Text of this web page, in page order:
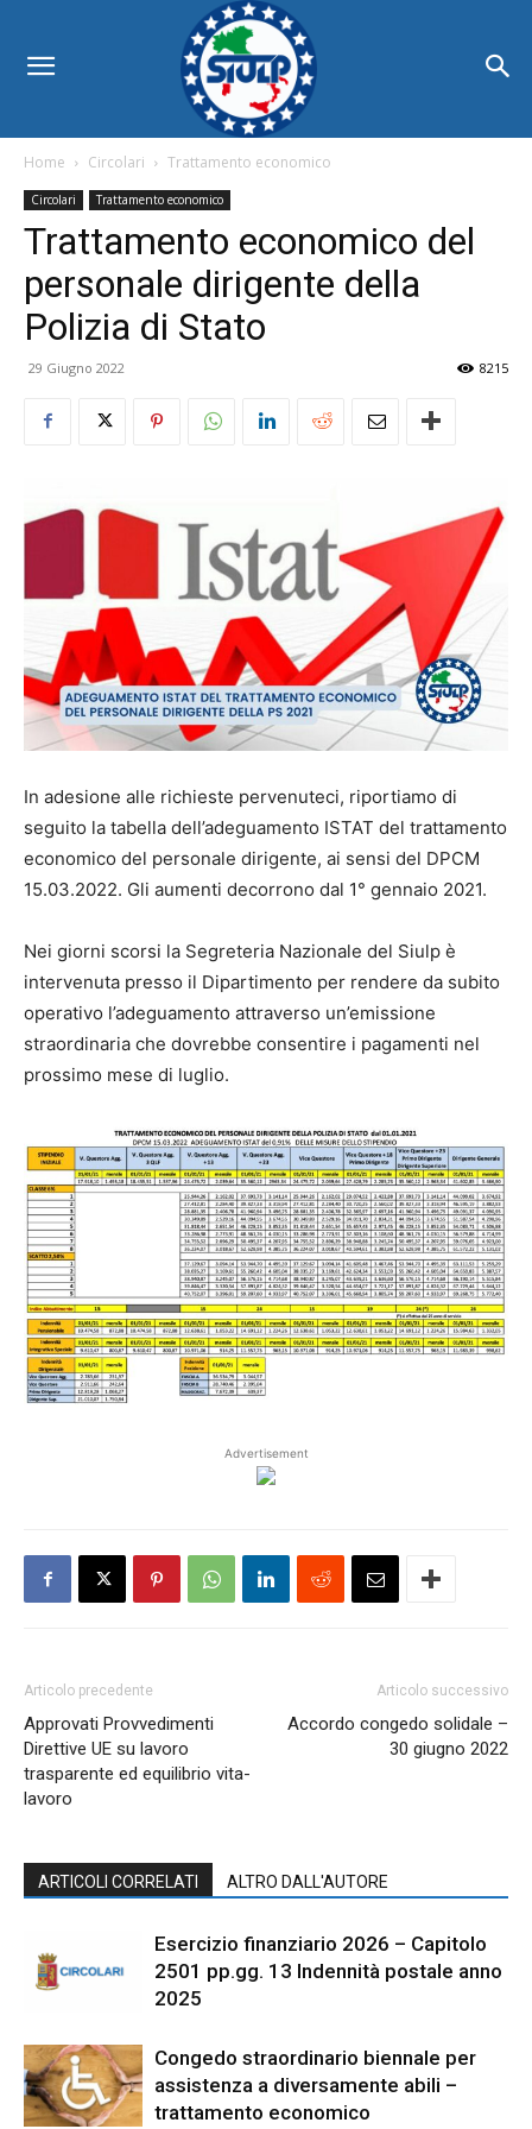
Home Circolari Trattamento economico
Circolari Trattamento economico
Trattamento economico del
personale dirigente della
Polizia di Stato
29 Giugno 2022 8215
In adesione alle richieste pervenuteci, riportiamo di
seguito la tabella dell’adeguamento ISTAT del trattamento
economico del personale dirigente, ai sensi del DPCM
15.03.2022. Gli aumenti decorrono dal 1° gennaio 2021.
Nei giorni scorsi la Segreteria Nazionale del Siulp è
intervenuta presso il Dipartimento per rendere da subito
operativo l’adeguamento attraverso un’emissione
straordinaria che dovrebbe consentire i pagamenti nel
prossimo mese di luglio.
Advertisement
Articolo precedente
Approvati Provvedimenti
Direttive UE su lavoro
trasparente ed equilibrio vita-
lavoro
Articolo successivo
Accordo congedo solidale –
30 giugno 2022
ARTICOLI CORRELATI ALTRO DALL'AUTORE
Esercizio finanziario 2026 – Capitolo
2501 pp.gg. 13 Indennità postale anno
2025
Congedo straordinario biennale per
assistenza a diversamente abili –
trattamento economico